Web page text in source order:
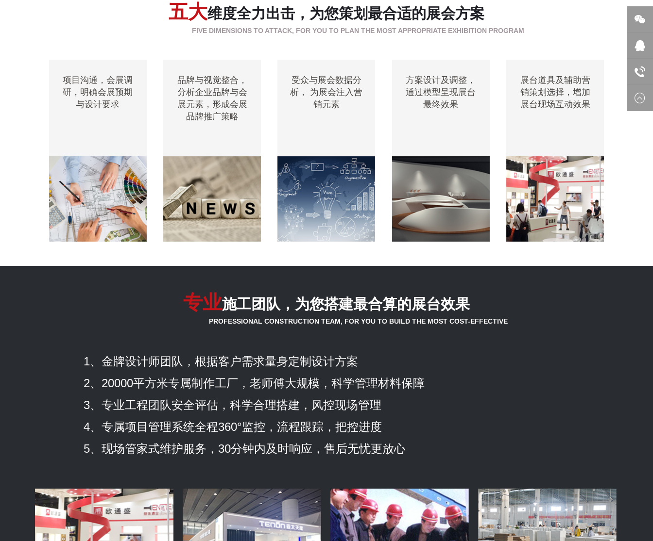
五大维度全力出击，为您策划最合适的展会方案
FIVE DIMENSIONS TO ATTACK, FOR YOU TO PLAN THE MOST APPROPRIATE EXHIBITION PROGRAM
项目沟通，会展调
研，明确会展预期
与设计要求
品牌与视觉整合，
分析企业品牌与会
展元素，形成会展
品牌推广策略
受众与展会数据分
析， 为展会注入营
销元素
方案设计及调整，
通过模型呈现展台
最终效果
展台道具及辅助营
销策划选择，增加
展台现场互动效果
专业施工团队，为您搭建最合算的展台效果
PROFESSIONAL CONSTRUCTION TEAM, FOR YOU TO BUILD THE MOST COST-EFFECTIVE
1、金牌设计师团队，根据客户需求量身定制设计方案
2、20000平方米专属制作工厂，老师傅大规模，科学管理材料保障
3、专业工程团队安全评估，科学合理搭建，风控现场管理
4、专属项目管理系统全程360°监控，流程跟踪，把控进度
5、现场管家式维护服务，30分钟内及时响应，售后无忧更放心
微
在